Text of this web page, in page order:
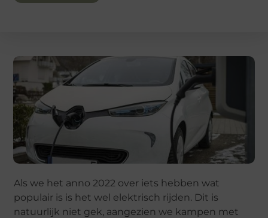
Als we het anno 2022 over iets hebben wat
populair is is het wel elektrisch rijden. Dit is
natuurlijk niet gek, aangezien we kampen met